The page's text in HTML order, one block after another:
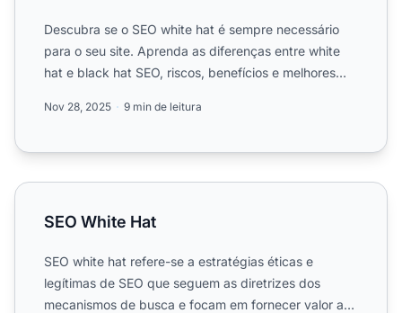
Descubra se o SEO white hat é sempre necessário
para o seu site. Aprenda as diferenças entre white
hat e black hat SEO, riscos, benefícios e melhores
Nov 28, 2025 9 min de leitura
SEO White Hat
SEO White Hat
SEO white hat refere-se a estratégias éticas e
legítimas de SEO que seguem as diretrizes dos
mecanismos de busca e focam em fornecer valor ao